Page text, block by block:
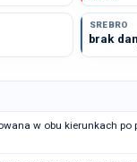
SREBRO
brak
w obu kierunkach po